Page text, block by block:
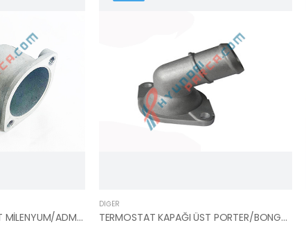
TERMOSTAT KAPAĞI ALT MİLENYUM/ADMİRA/GETZ 1.3 25613-22600-HMC
DIĞER
TERMOSTAT KAPAĞI ÜST PORTER/BONGO 06- 2.5 TCİ 25125-42600-HMC